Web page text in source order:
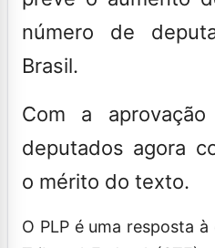
complementar
prevê o aumento
número de
Brasil.
Com a
deputados agora
o mérito do texto.